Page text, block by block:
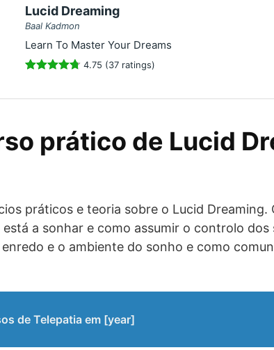
Lucid Dreaming
Baal Kadmon
Learn To Master Your Dreams
4.75 (37 ratings)
prático de Lucid
práticos e teoria sobre o Lucid Dreaming.
a sonhar e como assumir o controlo dos
e o ambiente do sonho e como
de Telepatia em [year]